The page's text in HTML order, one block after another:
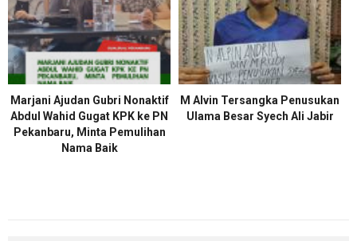
Marjani Ajudan Gubri Nonaktif
Abdul Wahid Gugat KPK ke PN
Pekanbaru, Minta Pemulihan
Nama Baik
M Alvin Tersangka Penusukan
Ulama Besar Syech Ali Jabir